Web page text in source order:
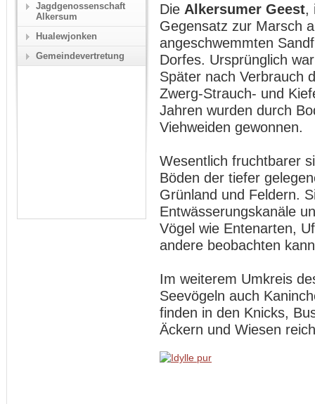
Die Alkersumer Geest,
Gegensatz zur Marsch
angeschwemmten
Dorfes. Ursprünglich
Später nach Verbrauch
Zwerg-Strauch- und
Jahren wurden durch
Viehweiden gewonnen.
Wesentlich fruchtbarer
Böden der tiefer
Grünland und Feldern.
Entwässerungskanäle
Vögel wie Entenarten,
andere beobachten
Im weiterem Umkreis
Seevögeln auch
finden in den Knicks,
Äckern und Wiesen
Jagdgenossenschaft
Alkersum
Hualewjonken
Gemeindevertretung